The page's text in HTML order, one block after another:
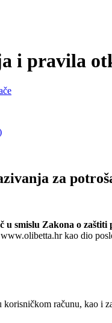
i pravila
za
u smislu Zakona o zaštiti
kao dio
računu, kao i